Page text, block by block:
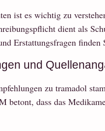
ist es wichtig zu
dient als
Erstattungsfragen
und
zu tramadol
betont, dass das